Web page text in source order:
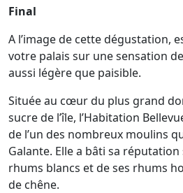
Final
A l’image de cette dégustation,
votre palais sur une sensation
aussi légère que paisible.
Située au cœur du plus grand
sucre de l’île, l’Habitation
de l’un des nombreux moulins
Galante. Elle a bâti sa réputation
rhums blancs et de ses rhums
de chêne.